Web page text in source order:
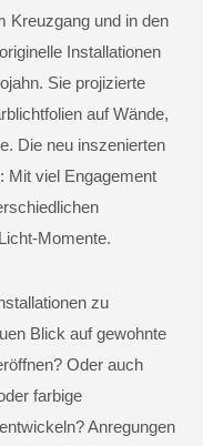
Kreuzgang und in den
Installationen
Sie projizierte
auf Wände,
Die neu inszenierten
Mit viel Engagement
Momente.
zu
Blick auf gewohnte
Oder auch
farbige
Anregungen